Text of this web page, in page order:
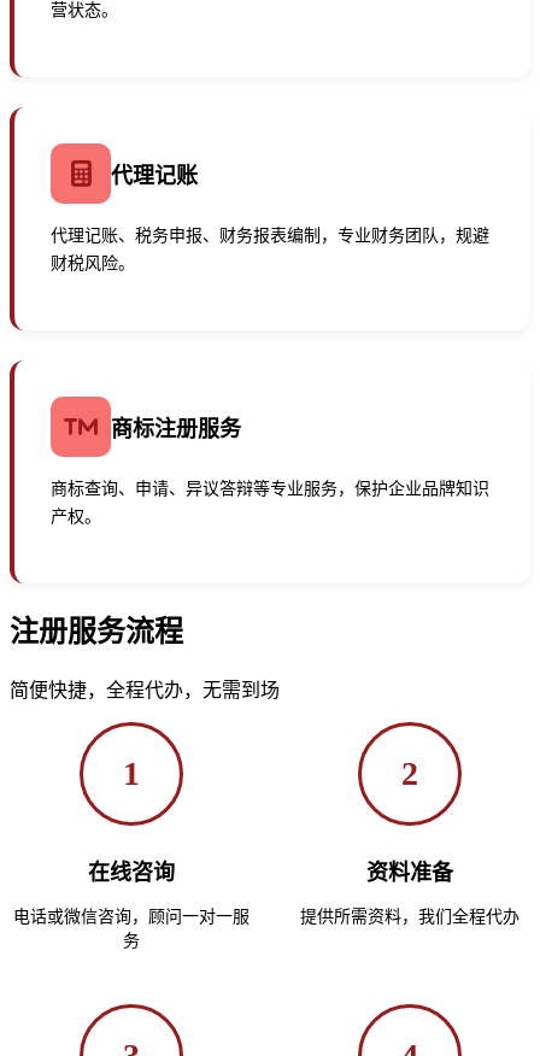
营状态。
代理记账
代理记账、税务申报、财务报表编制，专业财务团队，规避
财税风险。
商标注册服务
商标查询、申请、异议答辩等专业服务，保护企业品牌知识
产权。
注册服务流程
简便快捷，全程代办，无需到场
1
在线咨询
电话或微信咨询，顾问一对一服
务
2
资料准备
提供所需资料，我们全程代办